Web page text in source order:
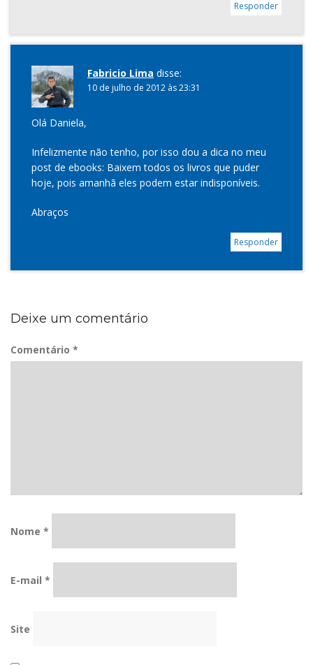
Responder
Fabricio Lima disse:
10 de julho de 2012 às 23:31
Olá Daniela,
Infelizmente não tenho, por isso dou a dica no meu
post de ebooks: Baixem todos os livros que puder
hoje, pois amanhã eles podem estar indisponíveis.
Abraços
Responder
Deixe um comentário
Comentário *
Nome *
E-mail *
Site